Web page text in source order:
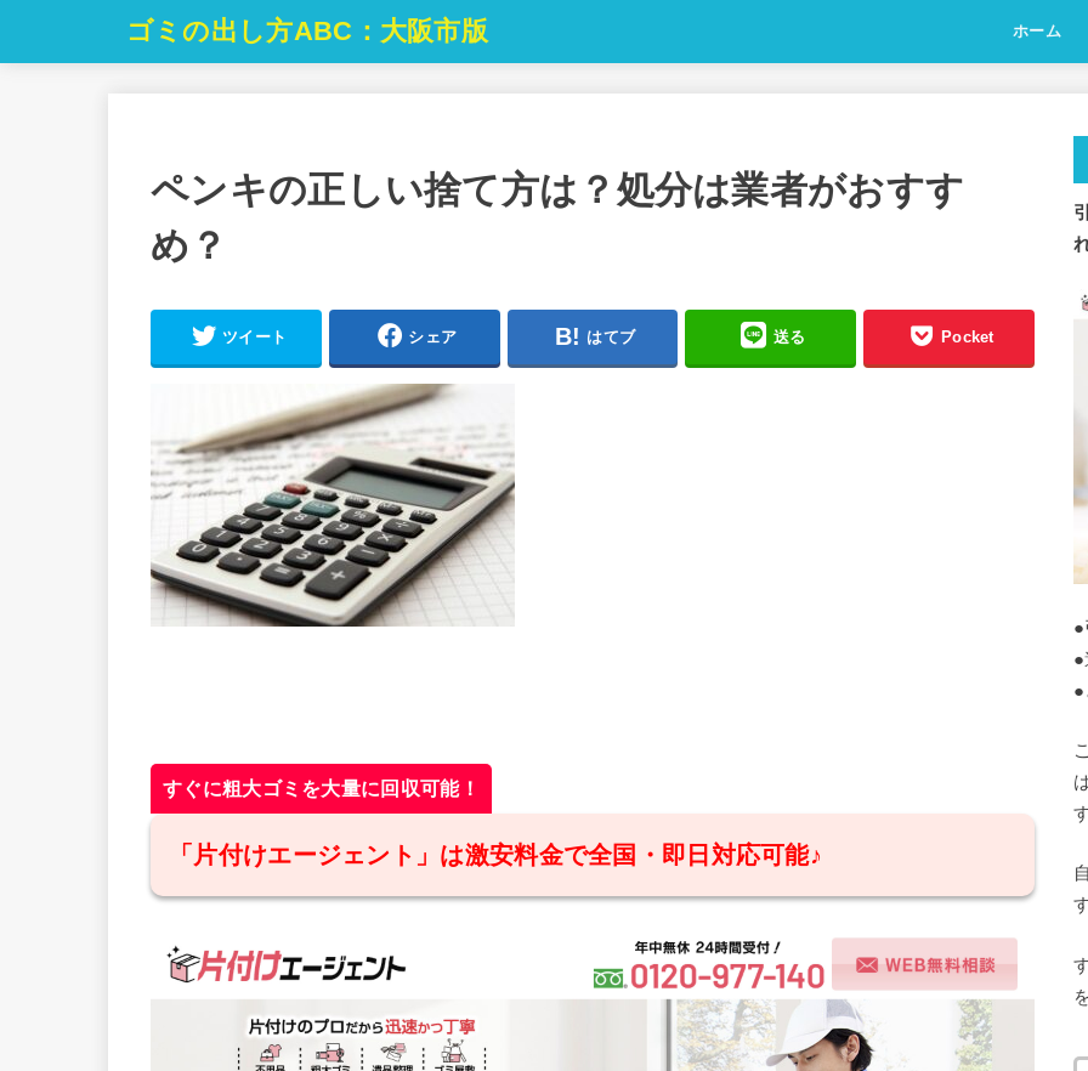
ゴミの出し方ABC：大阪市版 ホーム
ペンキの正しい捨て方は？処分は業者がおすす
め？
ツイート シェア はてブ 送る Pocket
すぐに粗大ゴミを大量に回収可能！
「片付けエージェント」は激安料金で全国・即日対応可能♪
●
●
●